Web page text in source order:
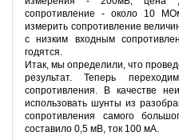
сопротивление - около 10
измерить сопротивление
с низким входным
годятся.
Итак, мы определили, что
результат. Теперь
сопротивления. В качестве
использовать шунты из
сопротивления самого
составило 0,5 мВ, ток 100 мА.